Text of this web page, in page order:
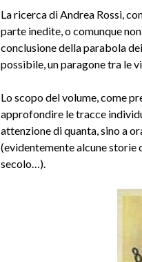
La ricerca di Andrea Rossi,
parte inedite, o comunque
conclusione della parabola
possibile, un paragone tra le
Lo scopo del volume, come
approfondire le tracce
attenzione di quanta, sino a
(evidentemente alcune storie
secolo…).